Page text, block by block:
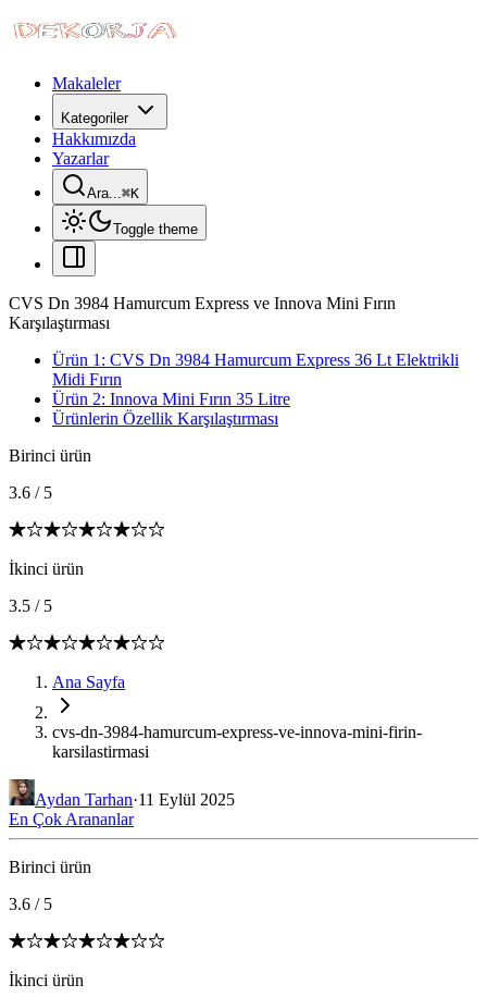
Makaleler
Kategoriler
Hakkımızda
Yazarlar
Ara...⌘K
Toggle theme
CVS Dn 3984 Hamurcum Express ve Innova Mini Fırın
Karşılaştırması
Ürün 1: CVS Dn 3984 Hamurcum Express 36 Lt Elektrikli
Midi Fırın
Ürün 2: Innova Mini Fırın 35 Litre
Ürünlerin Özellik Karşılaştırması
Birinci ürün
3.6 / 5
İkinci ürün
3.5 / 5
Ana Sayfa
cvs-dn-3984-hamurcum-express-ve-innova-mini-firin-
karsilastirmasi
Aydan Tarhan·11 Eylül 2025
En Çok Arananlar
Birinci ürün
3.6 / 5
İkinci ürün